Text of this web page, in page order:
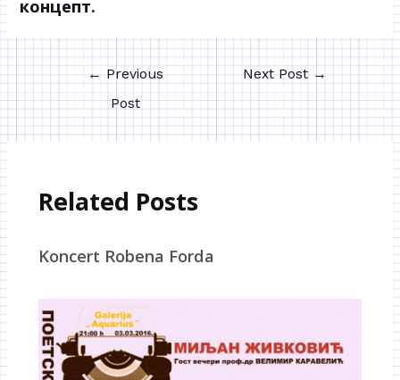
концепт.
← Previous
Post
Next Post →
Related Posts
Koncert Robena Forda